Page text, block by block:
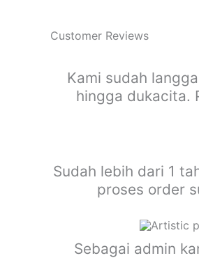
Customer Reviews
Kami sudah
hingga dukacita.
Sudah lebih dari 1
proses order
Sebagai admin